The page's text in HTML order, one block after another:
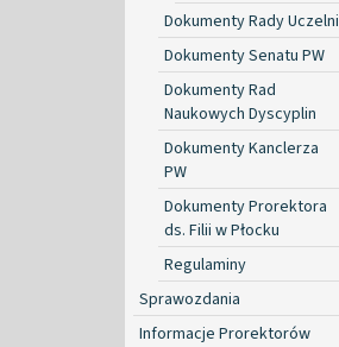
Dokumenty Rady Uczelni
Dokumenty Senatu PW
Dokumenty Rad
Naukowych Dyscyplin
Dokumenty Kanclerza
PW
Dokumenty Prorektora
ds. Filii w Płocku
Regulaminy
Sprawozdania
Informacje Prorektorów